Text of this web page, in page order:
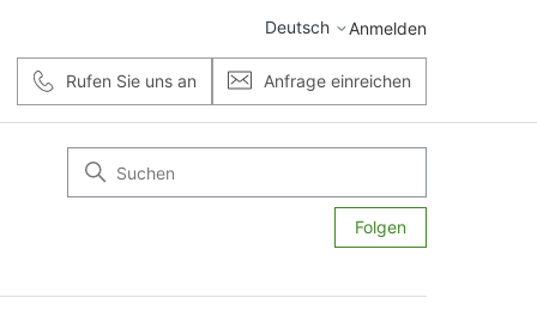
Deutsch Anmelden
Rufen Sie uns an Anfrage einreichen
Folgen